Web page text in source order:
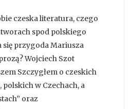
czeska literatura, czego
spod polskiego
się przygoda Mariusza
Wojciech Szot
Szczygłem o czeskich
polskich w Czechach, a
oraz